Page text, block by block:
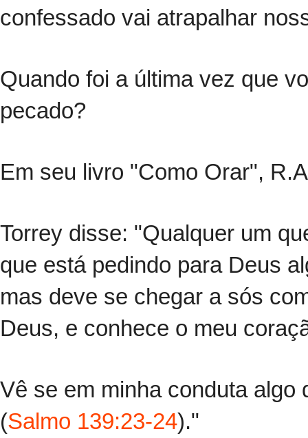
confessado vai atrapalhar
Quando foi a última vez que
pecado?
Em seu livro "Como Orar",
Torrey disse: "Qualquer um
que está pedindo para Deus
mas deve se chegar a sós
Deus, e conhece o meu
Vê se em minha conduta algo
(Salmo 139:23-24)."